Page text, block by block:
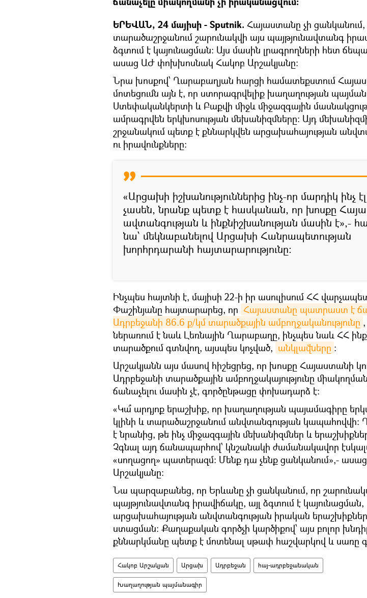
ԵՐԵՎԱՆ, 24 մայիսի - Sputnik. Հայաստանը չի
տարածաշրջանում շարունակվի այս պայթյունավտանգ
ձգտում է կայունացման։ Այս մասին լրագրողների հետ
ասաց ԱԺ փոխխոսնակ Հակոբ Արշակյանը։
Նրա խոսքով՝ Ղարաբաղյան հարցի համատեքստում
մոտեցումն այն է, որ ստորագրվելիք խաղաղության
Ստեփականկերտի և Բաքվի միջև միջազգային
ամրագրվեն երկխոսության մեխանիզմները։ Այդ
շրջանակում պետք է քննարկվեն արցախահայության
ու իրավունքները։
«Արցախի իշխանություններից ինչ-որ մարդիկ ինչ
չասեն, նրանք պետք է հասկանան, որ խոսքը
ավտանգության և ինքնիշխանության մասին է»,-
նա՝ մեկնաբանելով Արցախի Հանրապետության
խորհրդարանի հայտարարությունը։
Ինչպես հայտնի է, մայիսի 22-ի իր ասուլիսում ՀՀ
Փաշինյանը հայտարարեց, որ Հայաստանը պատրաստ է
Ադրբեջանի 86.6 ք/կմ տարածքային ամբողջականությունը
ներառում է նաև Լեռնային Ղարաբաղը, ինչպես նաև ՀՀ
տարածքում գտնվող, այսպես կոչված, անկլավները ։
Արշակյանն այս մասով հիշեցրեց, որ խոսքը Հայաստանի
Ադրբեջանի տարածքային ամբողջակայությունը
ճանաչելու մասին չէ, գործընթացը փոխադարձ է։
«Կա՞ արդյոք երաշխիք, որ խաղաղության պայամագիրը
կլինի և տարածաշրջանում անվտանգության
է նրանից, թե ինչ միջազգային մեխանիզմներ և երաշխիքներ
Չգնալ այդ ճանապարհով՝ կնշանակի ժամանակավոր
«սողացող» պատերազմ։ Մենք դա չենք ցանկանում»,- ասաց
Արշակյանը։
Նա պարզաբանեց, որ Երևանը չի ցանկանում, որ
պայթյունավտանգ իրավիճակը, այլ ձգտում է կայունացման,
արցախահայության անվտանգության իրական
ստացման։ Քաղաքական գործչի կարծիքով՝ այս բոլոր
քննարկմանը պետք է մոտենալ սթափ հաշվարկով և սառը
Հակոբ Արշակյան Արցախ Ադրբեջան հայ-ադրբեջանական
Խաղաղության պայմանագիր